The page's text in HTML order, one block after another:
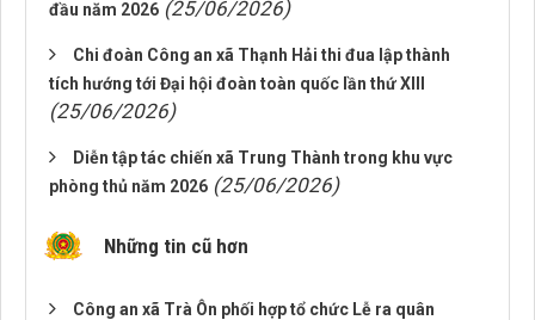
đầu năm 2026 (25/06/2026)
Chi đoàn Công an xã Thạnh Hải thi đua lập thành
tích hướng tới Đại hội đoàn toàn quốc lần thứ XIII
(25/06/2026)
Diễn tập tác chiến xã Trung Thành trong khu vực
phòng thủ năm 2026 (25/06/2026)
Những tin cũ hơn
Công an xã Trà Ôn phối hợp tổ chức Lễ ra quân